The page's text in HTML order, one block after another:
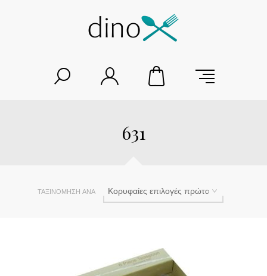
631
ΤΑΞΙΝΌΜΗΣΗ ΑΝΆ